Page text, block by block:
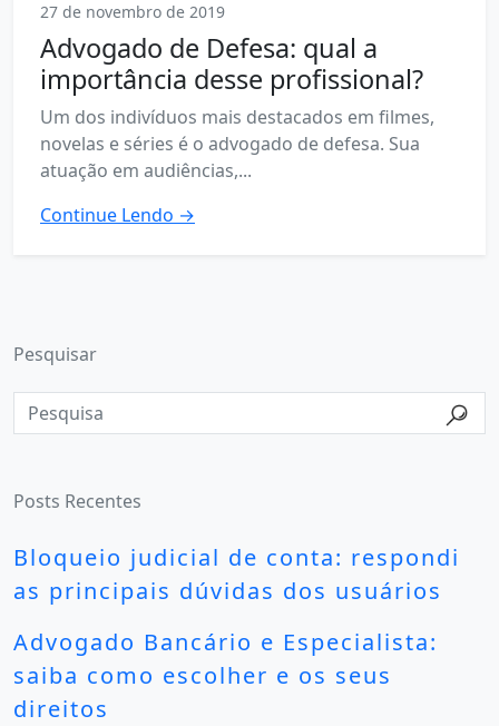
27 de novembro de 2019
Advogado de Defesa: qual a
importância desse profissional?
Um dos indivíduos mais destacados em filmes,
novelas e séries é o advogado de defesa. Sua
atuação em audiências,...
Continue Lendo →
Pesquisar
Posts Recentes
Bloqueio judicial de conta: respondi
as principais dúvidas dos usuários
Advogado Bancário e Especialista:
saiba como escolher e os seus
direitos